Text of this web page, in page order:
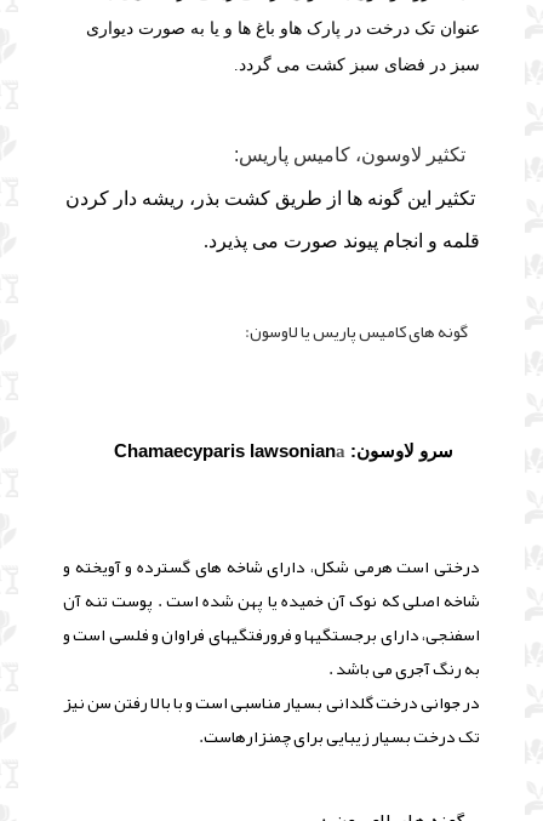
عنوان تک درخت در پارک هاو باغ ها و یا به صورت دیواری
سبز در فضای سبز کشت می گردد.
تکثیر لاوسون، کامیس پاریس:
تکثیر این گونه ها از طریق کشت بذر، ریشه دار کردن
قلمه و انجام پیوند صورت می پذیرد.
گونه های کامیس پاریس یا لاوسون:
سرو لاوسون: Chamaecyparis lawsonian a
درختی است هرمی شکل، دارای شاخه های گسترده و آویخته و
شاخه اصلی که نوک آن خمیده یا پهن شده است . پوست تنه آن
اسفنجی، دارای برجستگیها و فرورفتگیهای فراوان و فلسی است و
به رنگ آجری می باشد .
در جوانی درخت گلدانی بسیار مناسبی است و با بالا رفتن سن نیز
تک درخت بسیار زیبایی برای چمنزارهاست.